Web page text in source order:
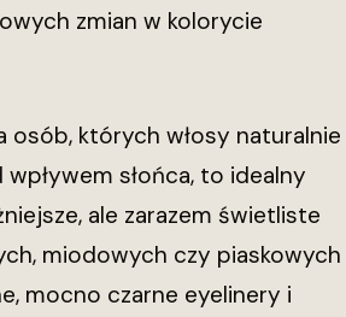
zmian w kolorycie
osób, których włosy naturalnie
słońca, to idealny
ale zarazem świetliste
miodowych czy piaskowych
mocno czarne eyelinery i